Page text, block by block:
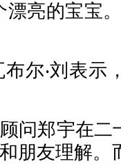
漂亮的宝宝
尔‧刘表示
问郑宇在二
朋友理解。